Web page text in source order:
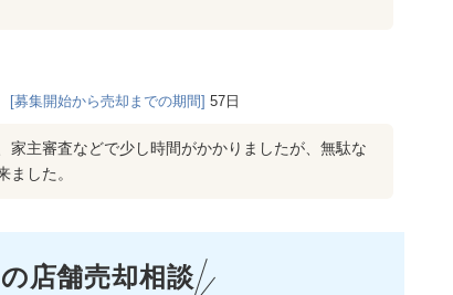
[募集開始から売却までの期間] 57日
家主審査などで少し時間がかかりましたが、無駄な
した。
店舗売却相談